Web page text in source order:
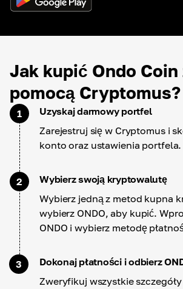
Jak kupić Ondo Coin
pomocą Cryptomus?
1
Uzyskaj darmowy portfel
Zarejestruj się w Cryptomus i
konto oraz ustawienia portfela.
2
Wybierz swoją kryptowalutę
Wybierz jedną z metod kupna
wybierz ONDO, aby kupić.
ONDO i wybierz metodę
3
Dokonaj płatności i odbierz
Zweryfikuj wszystkie szczegóły